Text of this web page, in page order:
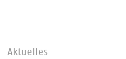
Aktuelles